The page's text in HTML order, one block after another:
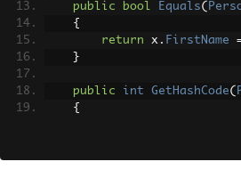
public
bool Equals(
{
return x . FirstName
}
public int GetHashCode(
{
}